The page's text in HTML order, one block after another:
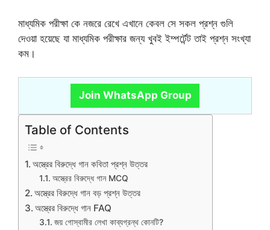
মাধ্যমিক পরীক্ষা কে নজরে রেখে এখানে কেবল সে সকল প্রশ্ন গুলি
দেওয়া হয়েছে যা মাধ্যমিক পরীক্ষার জন্য খুবই ইম্পর্টেন্ট তাই প্রশ্ন সংখ্যা
কম।
Join WhatsApp Group
Table of Contents
অস্ত্রের বিরুদ্ধে গান কবিতা প্রশ্ন উত্তর
অস্ত্রের বিরুদ্ধে গান MCQ
অস্ত্রের বিরুদ্ধে গান বড় প্রশ্ন উত্তর
অস্ত্রের বিরুদ্ধে গান FAQ
জয় গোস্বামীর লেখা কাব্যগ্রন্থ কোনটি?